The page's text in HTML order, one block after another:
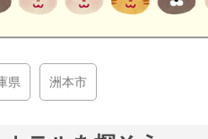
県 洲本市